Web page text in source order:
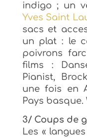
indigo ; un
Yves Saint
sacs et
un plat : le
poivrons
films :
Pianist,
une fois en
Pays basque.
3/ Coups de
Les «